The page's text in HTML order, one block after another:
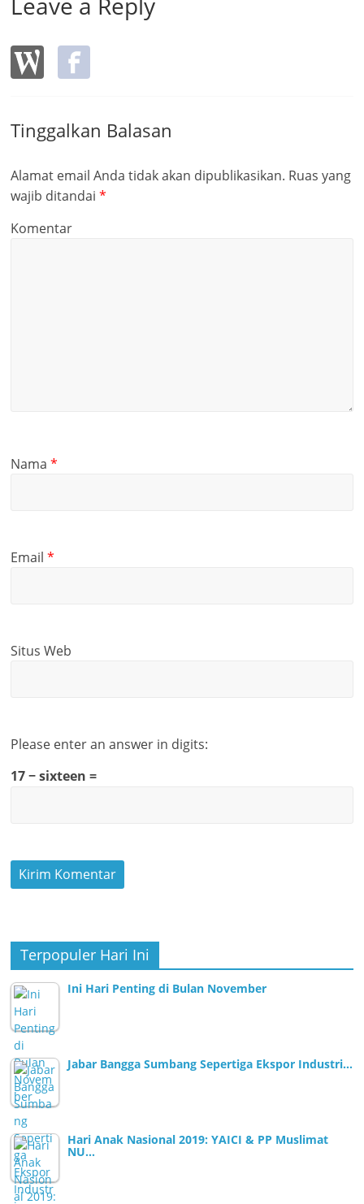
Tinggalkan Balasan
Alamat email Anda tidak akan dipublikasikan. Ruas yang
wajib ditandai*
Komentar
Nama*
Email*
Situs Web
Please enter an answer in digits:
17 − sixteen =
Terpopuler Hari Ini
Ini Hari Penting di Bulan November
Jabar Bangga Sumbang Sepertiga Ekspor Industri…
Hari Anak Nasional 2019: YAICI & PP Muslimat
NU…